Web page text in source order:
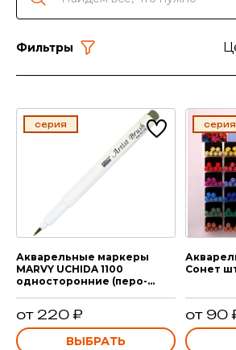
Фильтры
серия
Акварельные маркеры
MARVY UCHIDA 1100
односторонние (перо-
от 220 ₽
ВЫБРАТЬ
серия
Сонет
от 90